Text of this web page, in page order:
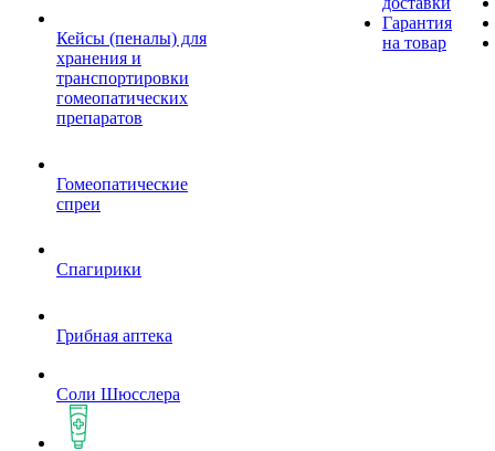
Кейсы (пеналы) для
хранения и
транспортировки
гомеопатических
препаратов
Гомеопатические
спреи
Спагирики
Грибная аптека
Соли Шюсслера
Гарантия
на товар